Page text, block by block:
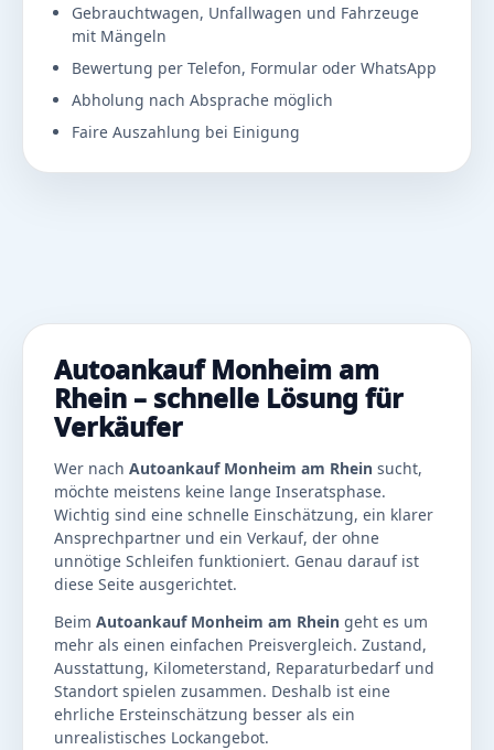
Gebrauchtwagen, Unfallwagen und Fahrzeuge
mit Mängeln
Bewertung per Telefon, Formular oder WhatsApp
Abholung nach Absprache möglich
Faire Auszahlung bei Einigung
Autoankauf Monheim am
Rhein – schnelle Lösung für
Verkäufer
Wer nach Autoankauf Monheim am Rhein sucht,
möchte meistens keine lange Inseratsphase.
Wichtig sind eine schnelle Einschätzung, ein klarer
Ansprechpartner und ein Verkauf, der ohne
unnötige Schleifen funktioniert. Genau darauf ist
diese Seite ausgerichtet.
Beim Autoankauf Monheim am Rhein geht es um
mehr als einen einfachen Preisvergleich. Zustand,
Ausstattung, Kilometerstand, Reparaturbedarf und
Standort spielen zusammen. Deshalb ist eine
ehrliche Ersteinschätzung besser als ein
unrealistisches Lockangebot.